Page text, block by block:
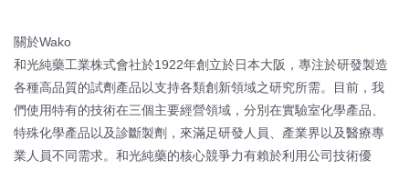
關於Wako
和光純藥工業株式會社於1922年創立於日本大阪，專注於研發製造
各種高品質的試劑產品以支持各類創新領域之研究所需。目前，我
們使用特有的技術在三個主要經營領域，分別在實驗室化學產品、
特殊化學產品以及診斷製劑，來滿足研發人員、產業界以及醫療專
業人員不同需求。和光純藥的核心競爭力有賴於利用公司技術優